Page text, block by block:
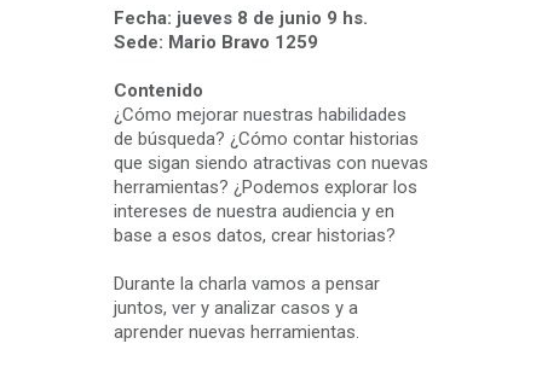
Fecha: jueves 8 de junio 9 hs.
Sede: Mario Bravo 1259
Contenido
¿Cómo mejorar nuestras habilidades
de búsqueda? ¿Cómo contar historias
que sigan siendo atractivas con nuevas
herramientas? ¿Podemos explorar los
intereses de nuestra audiencia y en
base a esos datos, crear historias?
Durante la charla vamos a pensar
juntos, ver y analizar casos y a
aprender nuevas herramientas.